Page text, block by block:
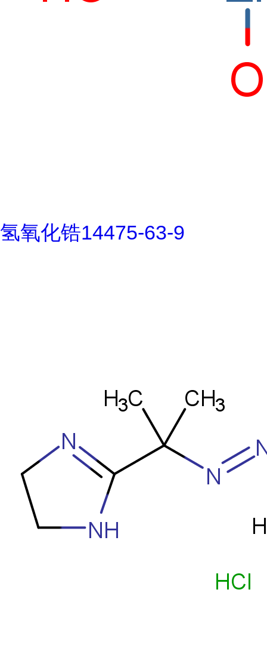
氢氧化锆14475-63-9